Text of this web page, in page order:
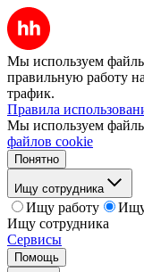
Мы используем
правильную работу
трафик.
Правила
Мы используем
файлов cookie
Понятно
Ищу сотрудника
Ищу работу
Ищу
Ищу сотрудника
Сервисы
Помощь